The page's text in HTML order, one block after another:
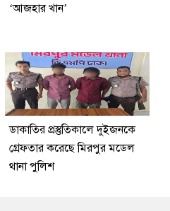
‘আজহার খান’
ডাকাতির প্রস্তুতিকালে দুইজনকে
গ্রেফতার করেছে মিরপুর মডেল
থানা পুলিশ